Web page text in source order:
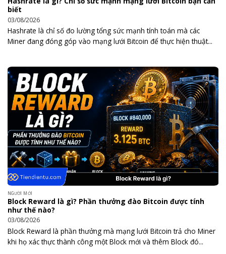
biết
03/08/2026
Hashrate là chỉ số đo lường tổng sức mạnh tính toán mà các
Miner đang đóng góp vào mạng lưới Bitcoin để thực hiện thuật...
NGƯỜI MỚI
Block Reward là gì? Phần thưởng đào Bitcoin được tính
như thế nào?
03/08/2026
Block Reward là phần thưởng mà mạng lưới Bitcoin trả cho Miner
khi họ xác thực thành công một Block mới và thêm Block đó...